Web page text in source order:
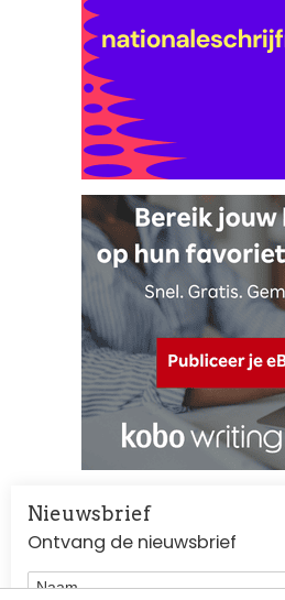
Nieuwsbrief
Ontvang de nieuwsbrief
Naam